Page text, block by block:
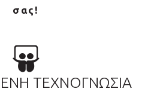
σας!
ΤΕΧΝΟΓΝΩΣΙΑ